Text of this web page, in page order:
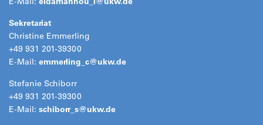
Sekretariat
Christine Emmerling
+49 931 201-39300
E-Mail: emmerling_c@ukw.de
Stefanie Schiborr
+49 931 201-39300
E-Mail: schiborr_s@ukw.de